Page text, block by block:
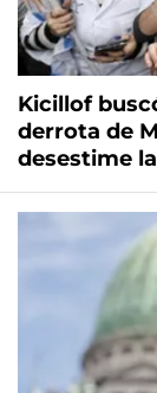
Kicillof
derrota de
desestime